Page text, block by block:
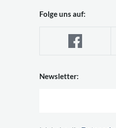
Folge uns auf:
Newsletter: